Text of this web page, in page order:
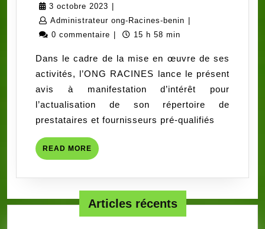
MANIFESTATION
D’INTERET
L’ACTUALISATION
DE
LA
BASE
DES
L’ASSOCIATION
« RACINES »
3 octobre 2023 3
octobre
2023
Administrateur ong-Racines-benin Administrateur
benin
0 commentaire
15 h 58 min
Dans le cadre de la mise en œuvre de ses
activités, l’ONG RACINES lance le présent
avis à manifestation d’intérêt pour
l’actualisation de son répertoire de
prestataires et fournisseurs pré-qualifiés
READ MORE READ
MORE
Articles récents